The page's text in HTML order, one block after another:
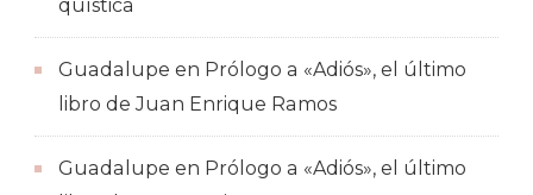
quística
Guadalupe en Prólogo a «Adiós», el último
libro de Juan Enrique Ramos
Guadalupe en Prólogo a «Adiós», el último